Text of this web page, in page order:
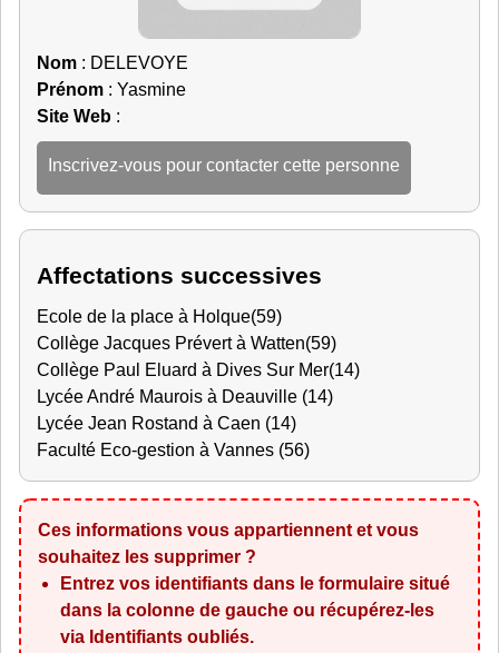
Nom : DELEVOYE
Prénom : Yasmine
Site Web :
Inscrivez-vous pour contacter cette personne
Affectations successives
Ecole de la place à Holque(59)
Collège Jacques Prévert à Watten(59)
Collège Paul Eluard à Dives Sur Mer(14)
Lycée André Maurois à Deauville (14)
Lycée Jean Rostand à Caen (14)
Faculté Eco-gestion à Vannes (56)
Ces informations vous appartiennent et vous
souhaitez les supprimer ?
Entrez vos identifiants dans le formulaire situé
dans la colonne de gauche ou récupérez-les
via Identifiants oubliés.